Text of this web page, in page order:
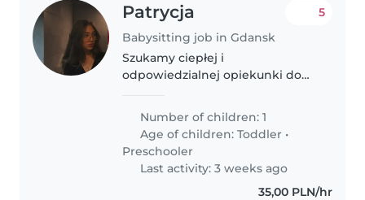
Patrycja
Babysitting job in Gdansk
5
Szukamy ciepłej i
odpowiedzialnej opiekunki do
uwielbia zabawy pełne
pomysłowości – świetnie by było,
gdybyś umiała ją zainteresować...
Number of children: 1
Age of children:Toddler •
Preschooler
Last activity: 3 weeks ago
35,00 PLN/hr